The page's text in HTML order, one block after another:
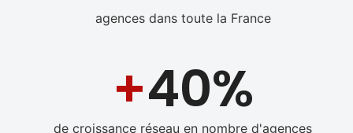
agences dans toute la France
+40%
de croissance réseau en nombre d'agences